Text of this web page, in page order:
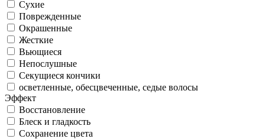
Сухие
Поврежденные
Окрашенные
Жесткие
Вьющиеся
Непослушные
Секущиеся кончики
осветленные, обесцвеченные, седые волосы
Эффект
Восстановление
Блеск и гладкость
Сохранение цвета